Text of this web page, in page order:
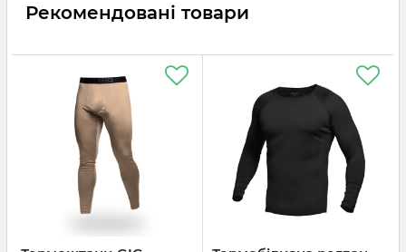
Рекомендовані товари